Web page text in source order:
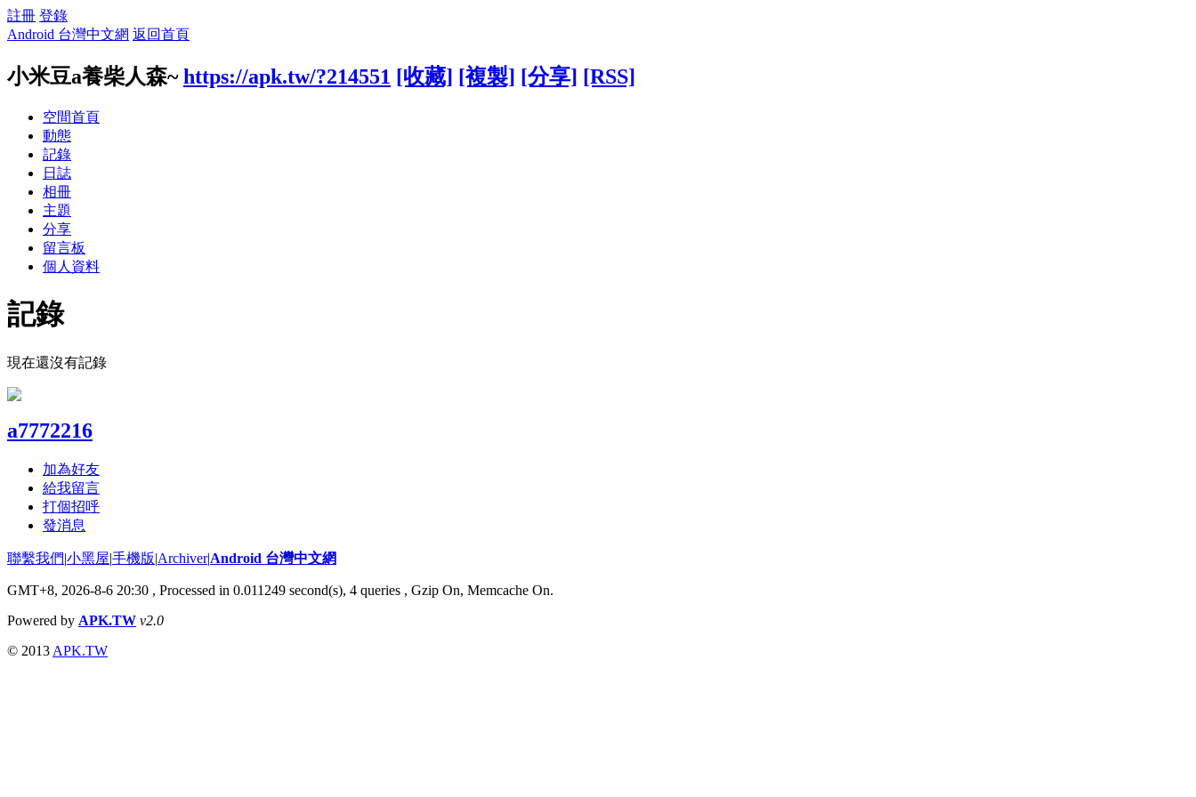
註冊 登錄
Android 台灣中文網 返回首頁
小米豆a養柴人森~ https://apk.tw/?214551 [收藏] [複製] [分享] [RSS]
空間首頁
動態
記錄
日誌
相冊
主題
分享
留言板
個人資料
記錄
現在還沒有記錄
a7772216
加為好友
給我留言
打個招呼
發消息
聯繫我們|小黑屋|手機版|Archiver|Android 台灣中文網
GMT+8, 2026-8-6 20:30 , Processed in 0.011249 second(s), 4 queries , Gzip On, Memcache On.
Powered by APK.TW v2.0
© 2013 APK.TW